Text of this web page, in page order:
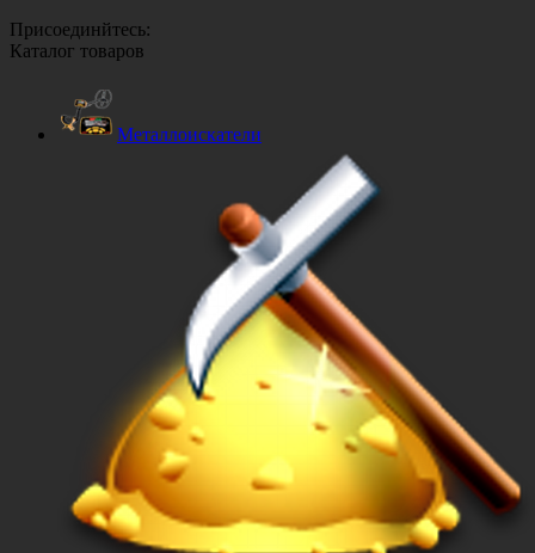
Присоединйтесь:
Каталог товаров
Металлоискатели